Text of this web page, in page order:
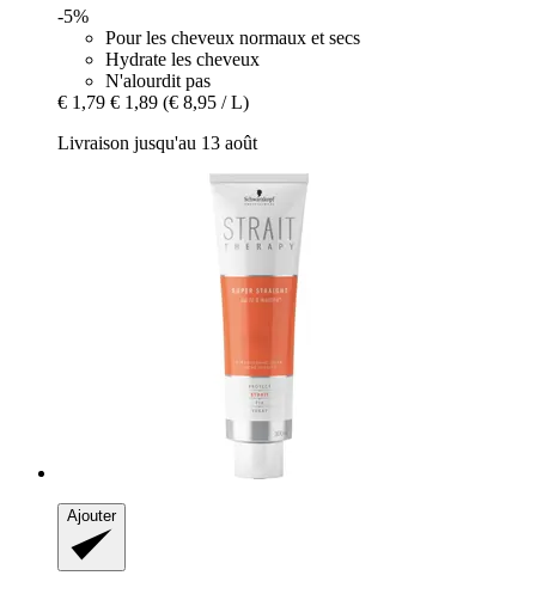
-5%
Pour les cheveux normaux et secs
Hydrate les cheveux
N'alourdit pas
€ 1,79 € 1,89 (€ 8,95 / L)
Livraison jusqu'au 13 août
Ajouter